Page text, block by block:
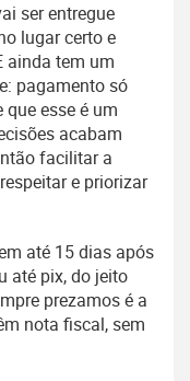
ser entregue
lugar certo e
ainda tem um
pagamento só
esse é um
acabam
facilitar a
e priorizar
até 15 dias após
até pix, do jeito
prezamos é a
nota fiscal, sem